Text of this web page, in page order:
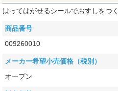
はってはがせるシールでおすしをつ
商品番号
009260010
メーカー希望小売価格（税別）
オープン